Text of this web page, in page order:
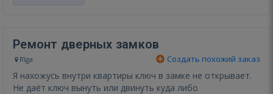
Ремонт дверных замков
Rīga Создать похожий заказ
Я нахожусь внутри квартиры ключ в замке не открывает.
Не даёт ключ вынуть или двинуть куда либо